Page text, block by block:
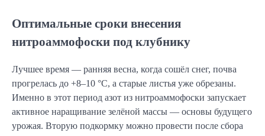
Оптимальные сроки внесения
нитроаммофоски под клубнику
Лучшее время — ранняя весна, когда сошёл снег, почва
прогрелась до +8–10 °C, а старые листья уже обрезаны.
Именно в этот период азот из нитроаммофоски запускает
активное наращивание зелёной массы — основы будущего
урожая. Вторую подкормку можно провести после сбора